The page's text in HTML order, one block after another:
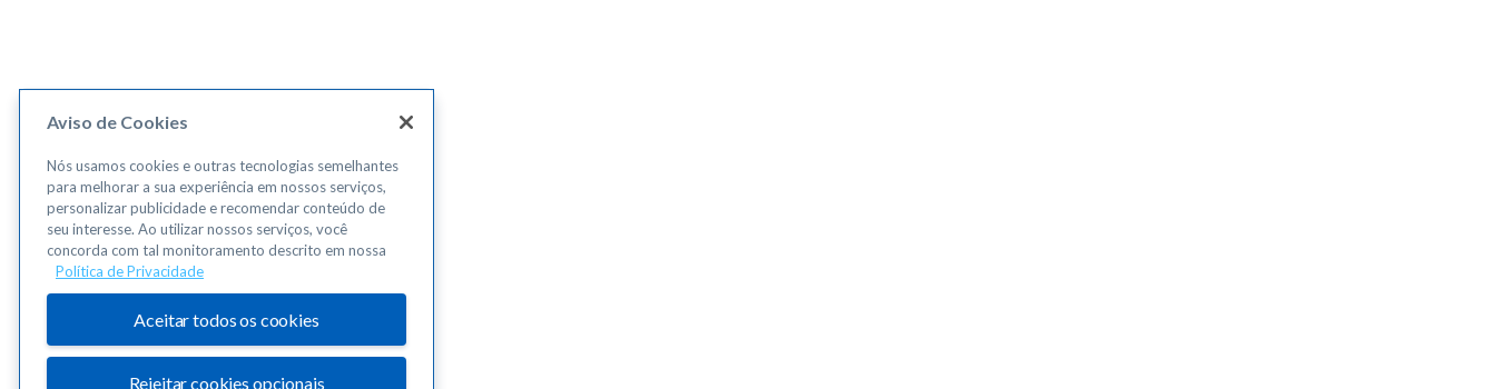
Aviso de Cookies
Nós usamos cookies e outras tecnologias semelhantes
para melhorar a sua experiência em nossos serviços,
personalizar publicidade e recomendar conteúdo de
seu interesse. Ao utilizar nossos serviços, você
concorda com tal monitoramento descrito em nossa
Política de Privacidade
Aceitar todos os cookies
Rejeitar cookies opcionais